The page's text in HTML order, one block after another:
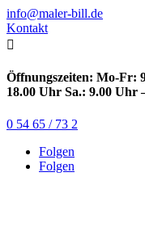
info@maler-bill.de
Kontakt

Öffnungszeiten: Mo-Fr:
18.00 Uhr Sa.: 9.00 Uhr
0 54 65 / 73 2
Folgen
Folgen